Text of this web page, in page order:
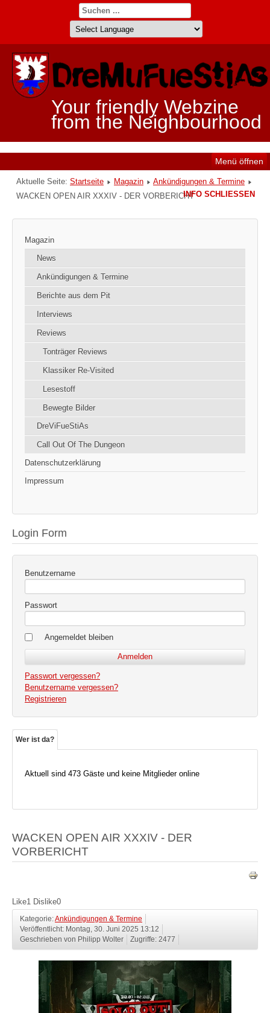
Your friendly Webzine
from the Neighbourhood
Menü öffnen
Aktuelle Seite: Startseite Magazin
Ankündigungen & Termine
WACKEN OPEN AIR XXXIV - DER VORBERICHT
Magazin
News
Ankündigungen & Termine
Berichte aus dem Pit
Interviews
Reviews
Tonträger Reviews
Klassiker Re-Visited
Lesestoff
Bewegte Bilder
DreViFueStiAs
Call Out Of The Dungeon
Datenschutzerklärung
Impressum
Login Form
Benutzername
Passwort
Angemeldet bleiben
Passwort vergessen?
Benutzername vergessen?
Registrieren
Wer ist da?
Aktuell sind 473 Gäste und keine Mitglieder online
WACKEN OPEN AIR XXXIV - DER
VORBERICHT
Like1 Dislike0
Kategorie:Ankündigungen & Termine
Veröffentlicht: Montag, 30. Juni 2025 13:12
Geschrieben von Philipp Wolter
Zugriffe: 2477
INFO SCHLIESSEN